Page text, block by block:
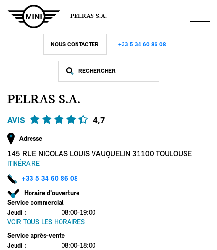
contenu
PELRAS S.A.
NOUS CONTACTER +33 5 34 60 86 08
PELRAS S.A.
AVIS 4,7
Adresse
145 RUE NICOLAS LOUIS VAUQUELIN 31100 TOULOUSE
ITINÉRAIRE
+33 5 34 60 86 08
Horaire d'ouverture
Service commercial
Jeudi :
08:00-19:00
VOIR TOUS LES HORAIRES
Service après-vente
Jeudi :
08:00-18:00